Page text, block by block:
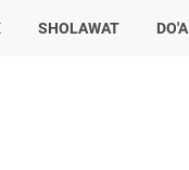
SHOLAWAT DO'A